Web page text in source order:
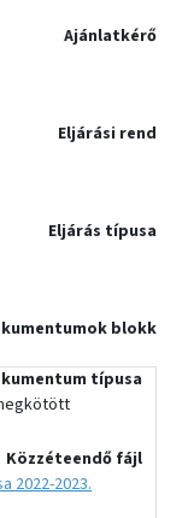
Ajánlatkérő
Eljárási rend
Eljárás típusa
blokk
típusa
Közzéteendő fájl
2022-2023.